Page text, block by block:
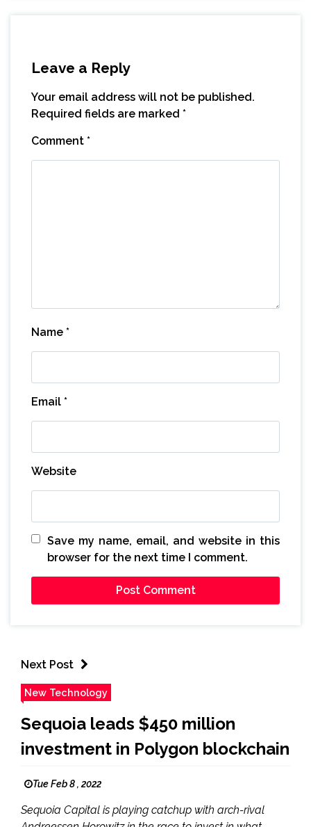
Leave a Reply
Your email address will not be published.
Required fields are marked *
Comment *
Name *
Email *
Website
Save my name, email, and website in this
browser for the next time I comment.
Next Post
New Technology
Sequoia leads $450 million
investment in Polygon blockchain
Tue Feb 8 , 2022
Sequoia Capital is playing catchup with arch-rival